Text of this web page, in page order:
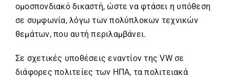
ομοσπονδιακό δικαστή, ώστε να φτάσει η υπόθεση
σε συμφωνία, λόγω των πολύπλοκων τεχνικών
θεμάτων, που αυτή περιλαμβάνει.
Σε σχετικές υποθέσεις εναντίον της VW σε
διάφορες πολιτείες των ΗΠΑ, τα πολιτειακά